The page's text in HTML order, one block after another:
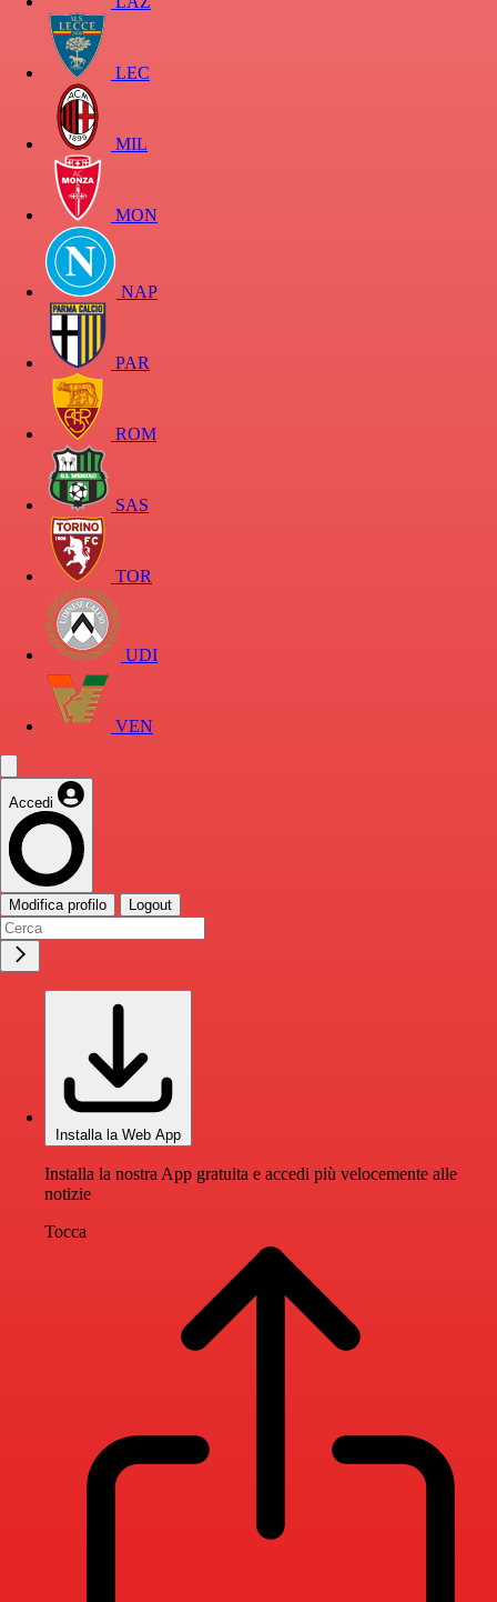
LEC
MIL
MON
NAP
PAR
ROM
SAS
TOR
UDI
VEN
Accedi
Modifica profilo Logout
Installa la Web App
Installa la nostra App gratuita e accedi più velocemente alle
notizie
Tocca